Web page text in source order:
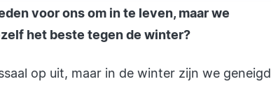
voor ons om in te leven, maar we
het beste tegen de winter?
op uit, maar in de winter zijn we geneigd